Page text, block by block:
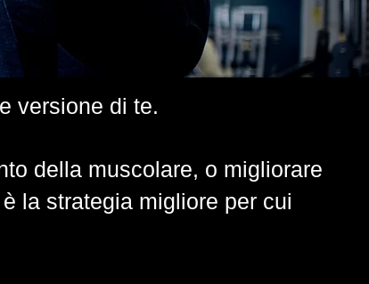
versione di te.
della muscolare, o migliorare
la strategia migliore per cui